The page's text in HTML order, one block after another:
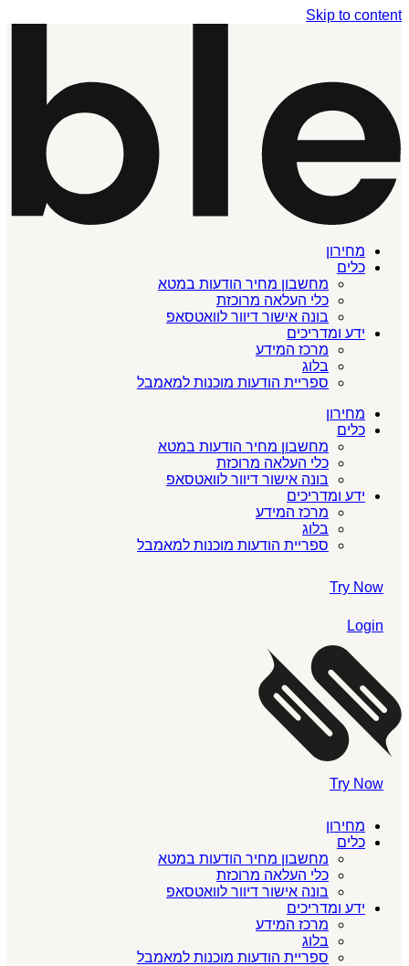
Skip to content
מחירון
כלים
מחשבון מחיר הודעות במטא
כלי העלאה מרוכזת
בונה אישור דיוור לוואטסאפ
ידע ומדריכים
מרכז המידע
בלוג
ספריית הודעות מוכנות למאמבל
מחירון
כלים
מחשבון מחיר הודעות במטא
כלי העלאה מרוכזת
בונה אישור דיוור לוואטסאפ
ידע ומדריכים
מרכז המידע
בלוג
ספריית הודעות מוכנות למאמבל
Try Now
Login
Try Now
מחירון
כלים
מחשבון מחיר הודעות במטא
כלי העלאה מרוכזת
בונה אישור דיוור לוואטסאפ
ידע ומדריכים
מרכז המידע
בלוג
ספריית הודעות מוכנות למאמבל